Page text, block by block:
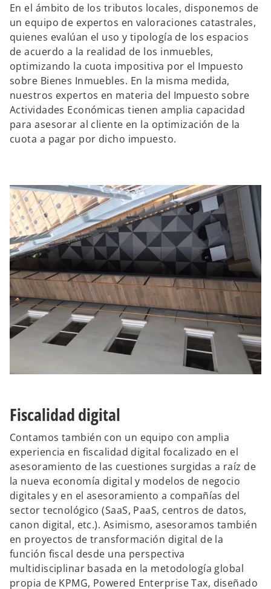
En el ámbito de los tributos locales, disponemos de
un equipo de expertos en valoraciones catastrales,
quienes evalúan el uso y tipología de los espacios
de acuerdo a la realidad de los inmuebles,
optimizando la cuota impositiva por el Impuesto
sobre Bienes Inmuebles. En la misma medida,
nuestros expertos en materia del Impuesto sobre
Actividades Económicas tienen amplia capacidad
para asesorar al cliente en la optimización de la
cuota a pagar por dicho impuesto.
Fiscalidad digital
Contamos también con un equipo con amplia
experiencia en fiscalidad digital focalizado en el
asesoramiento de las cuestiones surgidas a raíz de
la nueva economía digital y modelos de negocio
digitales y en el asesoramiento a compañías del
sector tecnológico (SaaS, PaaS, centros de datos,
canon digital, etc.). Asimismo, asesoramos también
en proyectos de transformación digital de la
función fiscal desde una perspectiva
multidisciplinar basada en la metodología global
propia de KPMG, Powered Enterprise Tax, diseñado